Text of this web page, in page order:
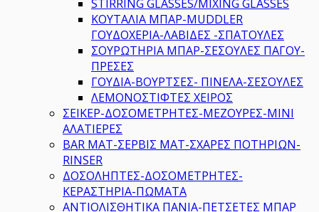
STIRRING GLASSES/MIXING GLASSES
ΚΟΥΤΑΛΙΑ ΜΠΑΡ-MUDDLER
ΓΟΥΔΟΧΕΡΙΑ-ΛΑΒΙΔΕΣ -ΣΠΑΤΟΥΛΕΣ
ΣΟΥΡΩΤΗΡΙΑ ΜΠΑΡ-ΣΕΣΟΥΛΕΣ ΠΑΓΟΥ-
ΠΡΕΣΕΣ
ΓΟΥΔΙΑ-ΒΟΥΡΤΣΕΣ- ΠΙΝΕΛΑ-ΣΕΣΟΥΛΕΣ
ΛΕΜΟΝΟΣΤΙΦΤΕΣ ΧΕΙΡΟΣ
ΣΕΙΚΕΡ-ΔΟΣΟΜΕΤΡΗΤΕΣ-ΜΕΖΟΥΡΕΣ-ΜΙΝΙ
ΑΛΑΤΙΕΡΕΣ
BAR MAT-ΣΕΡΒΙΣ ΜΑΤ-ΣΧΑΡΕΣ ΠΟΤΗΡΙΩΝ-
RINSER
ΔΟΣΟΛΗΠΤΕΣ-ΔΟΣΟΜΕΤΡΗΤΕΣ-
ΚΕΡΑΣΤΗΡΙΑ-ΠΩΜΑΤΑ
ΑΝΤΙΟΛΙΣΘΗΤΙΚΑ ΠΑΝΙΑ-ΠΕΤΣΕΤΕΣ ΜΠΑΡ